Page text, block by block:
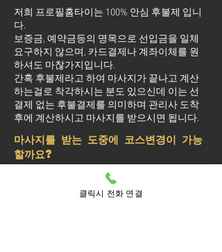
저희 프로필홈타이는 100% 안심 후불제 입니
다.
보증금, 예약금등의 명목으로 선입금을 일체
요구하지 않으며, 카드결제나 계좌이체를 원
하셔도 마찮가지입니다.
간혹 후불제라고 하여 마사지가 끝나고 계산
하는걸로 착각하시는 분도 있으신데 이는 선
결제 없는 후불결제를 의미하며 관리사 도착
후에 계산하시고 마사지를 받으시면 됩니다.
마사지를 받는 도중에 코스변경이 가능
할까요?
예약된 마사지 서비스가 끝나기 최소 30분 전
에는 연락 부탁드립니다.
실장님께 연락을 주셔야 예약 상황에 따라 시
클릭시 전화 연결